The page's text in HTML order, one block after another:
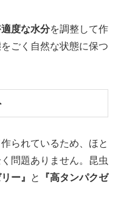
適度な水分を調整して作
ごく自然な状態に保つ
られているため、ほと
問題ありません。昆虫
ー』 と
『高タンパクゼ